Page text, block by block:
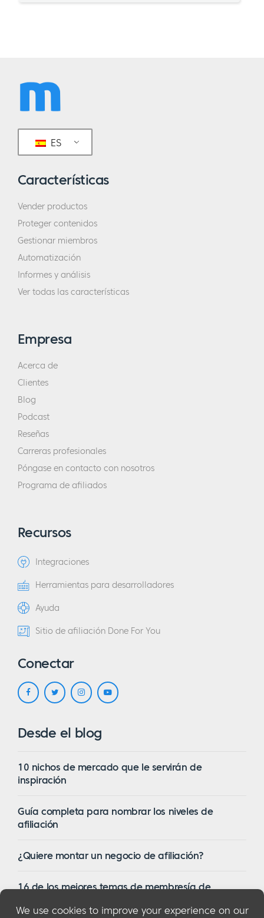
ES
Características
Vender productos
Proteger contenidos
Gestionar miembros
Automatización
Informes y análisis
Ver todas las características
Empresa
Acerca de
Clientes
Blog
Podcast
Reseñas
Carreras profesionales
Póngase en contacto con nosotros
Programa de afiliados
Recursos
Integraciones
Herramientas para desarrolladores
Ayuda
Sitio de afiliación Done For You
Conectar
Desde el blog
10 nichos de mercado que le servirán de
inspiración
Guía completa para nombrar los niveles de
afiliación
¿Quiere montar un negocio de afiliación?
16 de los mejores temas de membresía de